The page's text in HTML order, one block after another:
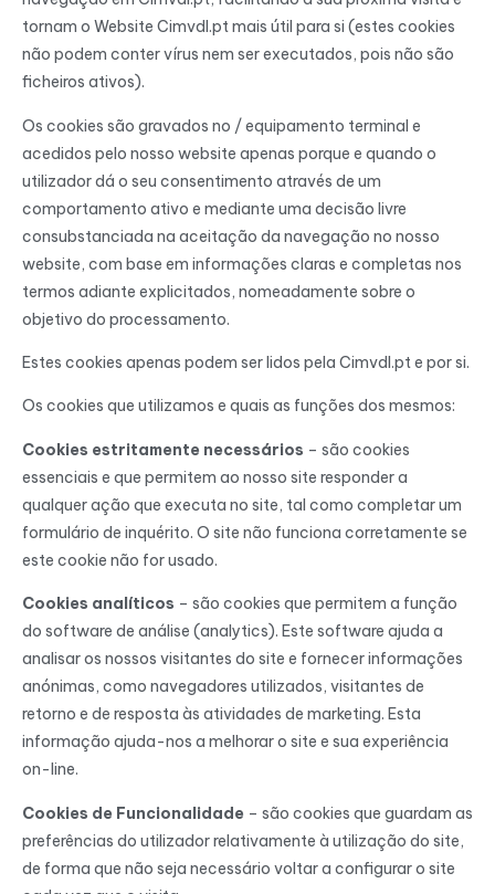
tornam o Website Cimvdl.pt mais útil para si (estes cookies
não podem conter vírus nem ser executados, pois não são
ficheiros ativos).
Os cookies são gravados no / equipamento terminal e
acedidos pelo nosso website apenas porque e quando o
utilizador dá o seu consentimento através de um
comportamento ativo e mediante uma decisão livre
consubstanciada na aceitação da navegação no nosso
website, com base em informações claras e completas nos
termos adiante explicitados, nomeadamente sobre o
objetivo do processamento.
Estes cookies apenas podem ser lidos pela Cimvdl.pt e por si.
Os cookies que utilizamos e quais as funções dos mesmos:
Cookies estritamente necessários – são cookies
essenciais e que permitem ao nosso site responder a
qualquer ação que executa no site, tal como completar um
formulário de inquérito. O site não funciona corretamente se
este cookie não for usado.
Cookies analíticos – são cookies que permitem a função
do software de análise (analytics). Este software ajuda a
analisar os nossos visitantes do site e fornecer informações
anónimas, como navegadores utilizados, visitantes de
retorno e de resposta às atividades de marketing. Esta
informação ajuda-nos a melhorar o site e sua experiência
on-line.
Cookies de Funcionalidade – são cookies que guardam as
preferências do utilizador relativamente à utilização do site,
de forma que não seja necessário voltar a configurar o site